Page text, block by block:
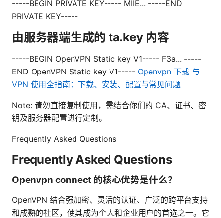
-----BEGIN PRIVATE KEY----- MIIE... -----END
PRIVATE KEY-----
由服务器端生成的 ta.key 内容
-----BEGIN OpenVPN Static key V1----- F3a... -----
END OpenVPN Static key V1----- Openvpn 下载 与
VPN 使用全指南：下载、安装、配置与常见问题
Note: 请勿直接复制使用，需结合你们的 CA、证书、密
钥及服务器配置进行定制。
Frequently Asked Questions
Frequently Asked Questions
Openvpn connect 的核心优势是什么？
OpenVPN 结合强加密、灵活的认证、广泛的跨平台支持
和成熟的社区，使其成为个人和企业用户的首选之一。它